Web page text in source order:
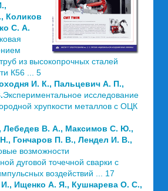
Коликов
С. А.
из высокопрочных сталей
К56 ... 5
И. К., Пальцевич А. П.,
Экспериментальное исследование
хрупкости металлов с ОЦК
Лебедев В. А., Максимов С. Ю.,
Гончаров П. В., Лендел И. В.,
возможности
дуговой точечной сварки с
воздействий ... 17
Ищенко А. Я., Кушнарева О. С.,